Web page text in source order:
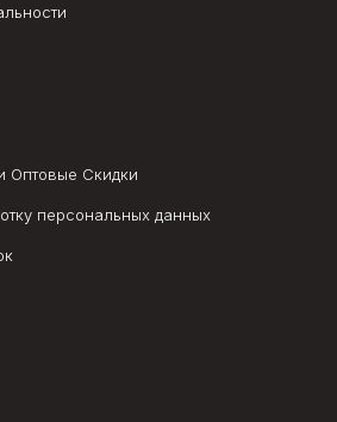
Оптовые Скидки
персональных данных